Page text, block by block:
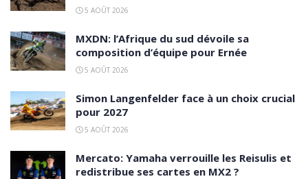
5 AOÛT 2026
MXDN: l’Afrique du sud dévoile sa
composition d’équipe pour Ernée
5 AOÛT 2026
Simon Langenfelder face à un choix crucial
pour 2027
5 AOÛT 2026
Mercato: Yamaha verrouille les Reisulis et
redistribue ses cartes en MX2 ?